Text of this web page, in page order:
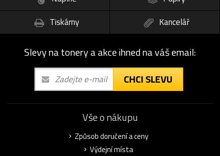
Tiskárny
Kancelář
Slevy na tonery a akce ihned na váš email:
CHCI SLEVU
Vše o nákupu
Způsob doručení a ceny
Výdejní místa